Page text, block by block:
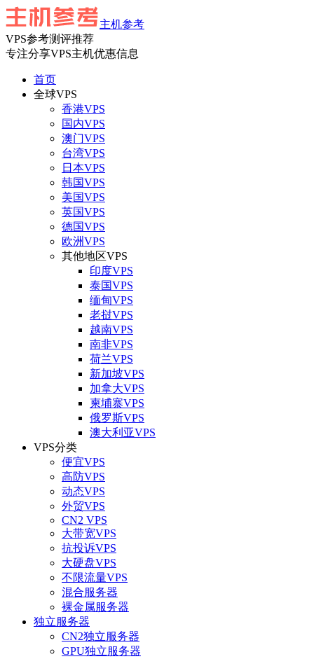
主机参考
VPS参考测评推荐
专注分享VPS主机优惠信息
首页
全球VPS
香港VPS
国内VPS
澳门VPS
台湾VPS
日本VPS
韩国VPS
美国VPS
英国VPS
德国VPS
欧洲VPS
其他地区VPS
印度VPS
泰国VPS
缅甸VPS
老挝VPS
越南VPS
南非VPS
荷兰VPS
新加坡VPS
加拿大VPS
柬埔寨VPS
俄罗斯VPS
澳大利亚VPS
VPS分类
便宜VPS
高防VPS
动态VPS
外贸VPS
CN2 VPS
大带宽VPS
抗投诉VPS
大硬盘VPS
不限流量VPS
混合服务器
裸金属服务器
独立服务器
CN2独立服务器
GPU独立服务器